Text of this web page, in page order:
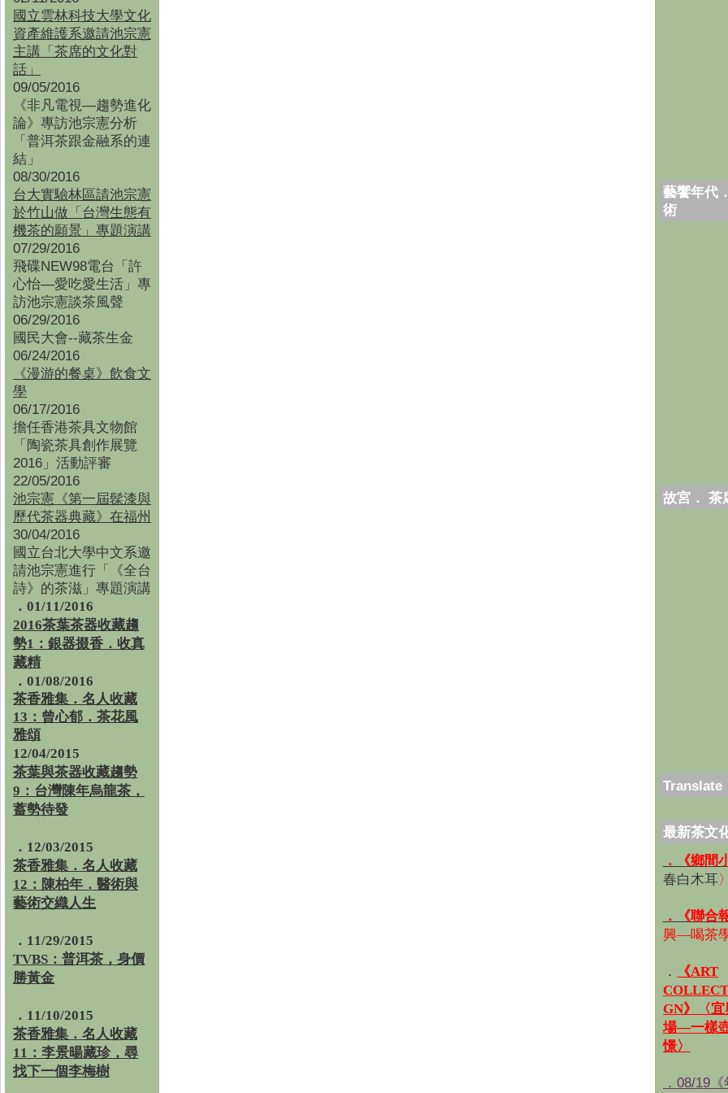
國立雲林科技大學文化
資產維護系邀請池宗憲
主講「茶席的文化對
話」
09/05/2016
《非凡電視—趨勢進化
論》專訪池宗憲分析
「普洱茶跟金融系的連
結」
08/30/2016
台大實驗林區請池宗憲
於竹山做「台灣生態有
機茶的願景」專題演講
07/29/2016
飛碟NEW98電台「許
心怡—愛吃愛生活」專
訪池宗憲談茶風聲
06/29/2016
國民大會--藏茶生金
06/24/2016
《漫游的餐桌》飲食文
學
06/17/2016
擔任香港茶具文物館
「陶瓷茶具創作展覽
2016」活動評審
22/05/2016
池宗憲《第一屆髹漆與
歷代茶器典藏》在福州
30/04/2016
國立台北大學中文系邀
請池宗憲進行「《全台
詩》的茶滋」專題演講
．01/11/2016
2016茶葉茶器收藏趨
勢1：銀器掇香．收真
藏精
．01/08/2016
茶香雅集 ． 名人收藏
13：曾心郁．茶花風
雅頌
12/04/2015
茶葉與茶器收藏趨勢
9：台灣陳年烏龍茶，
蓄勢待發
．12/03/2015
茶香雅集．名人收藏
12：陳柏年．醫術與
藝術交織人生
．11/29/2015
TVBS：普洱茶，身價
勝黃金
．11/10/2015
茶香雅集．名人收藏
11：李景暘藏珍，尋
找下一個李梅樹
藝饗年代
術
故宮． 茶
Translate
最新茶文
．《鄉間
春白木耳〉
．《聯合
興—喝茶
．
《ART
GN》〈
場—一樣
憬〉
．08/19